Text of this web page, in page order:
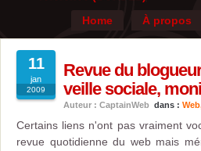
Home
À propos
11
jan
2009
Revue du
veille sociale,
Auteur : CaptainWeb dans :
Certains liens n'ont pas vraiment
revue quotidienne du web mais